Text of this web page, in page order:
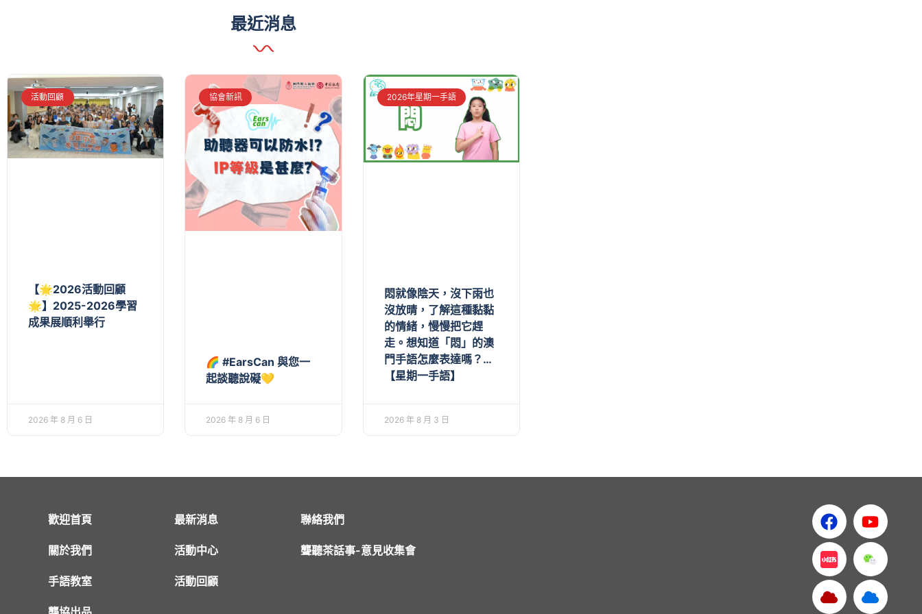
最近消息
活動回顧
【🌟2026活動回顧
🌟】2025-2026學習
成果展順利舉行
2026 年 8 月 6 日
協會新訊
🌈 #EarsCan 與您一
起談聽說礙💛
2026 年 8 月 6 日
2026年星期一手語
悶就像陰天，沒下雨也
沒放晴，了解這種黏黏
的情緒，慢慢把它趕
走。想知道「悶」的澳
門手語怎麼表達嗎？…
【星期一手語】
2026 年 8 月 3 日
歡迎首頁
關於我們
手語教室
最新消息
活動中心
活動回顧
聯絡我們
聾聽茶話事-意見收集會